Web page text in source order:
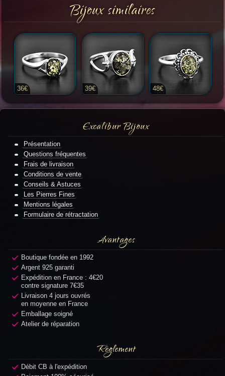
Bijoux similaires
36€ 39€ 48€
Excalibur Bijoux
Présentation
Questions fréquentes
Frais de livraison
Conditions de vente
Conseils & Astuces
Les Pierres Fines
Mentions légales
Formulaire de rétractation
Avantages
Boutique fondée en 1992
Argent 925 garanti
Expédition en France : 4€20
contre signature 7€35
Livraison 4 jours ouvrés
en moyenne en France
Emballage soigné
Atelier de réparation
Règlement
Débit CB à l'expédition